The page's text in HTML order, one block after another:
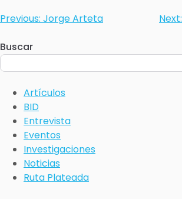
Previous: Jorge Arteta Next:
Buscar
Artículos
BID
Entrevista
Eventos
Investigaciones
Noticias
Ruta Plateada